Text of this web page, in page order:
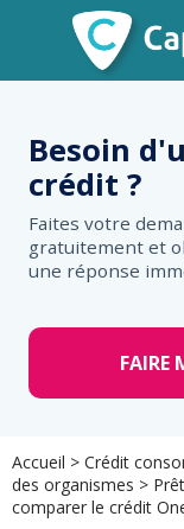
Besoin
crédit ?
Faites votre
gratuitement et
une réponse
FAIRE
Accueil > Crédit
des organismes >
comparer le crédit